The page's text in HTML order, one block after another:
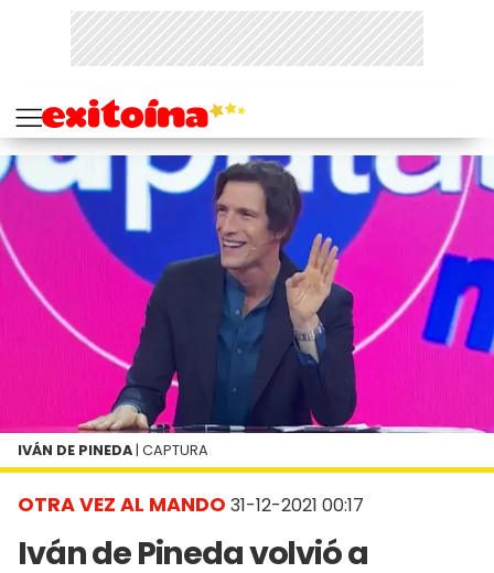
OTRA VEZ AL MANDO 31-12-2021 00:17
Iván de Pineda volvió a
IVÁN DE PINEDA | CAPTURA